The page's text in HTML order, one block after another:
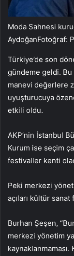
Moda Sahnesi
AydoğanFotoğraf:
Türkiye’de son
gündeme geldi. Bu
manevi değerlere
uyuşturucuya
etkili oldu.
AKP’nin İstanbul
Kurum ise seçim
festivaller kenti
Peki merkezi
açıları kültür
Burhan Şeşen,
merkezi yönetim